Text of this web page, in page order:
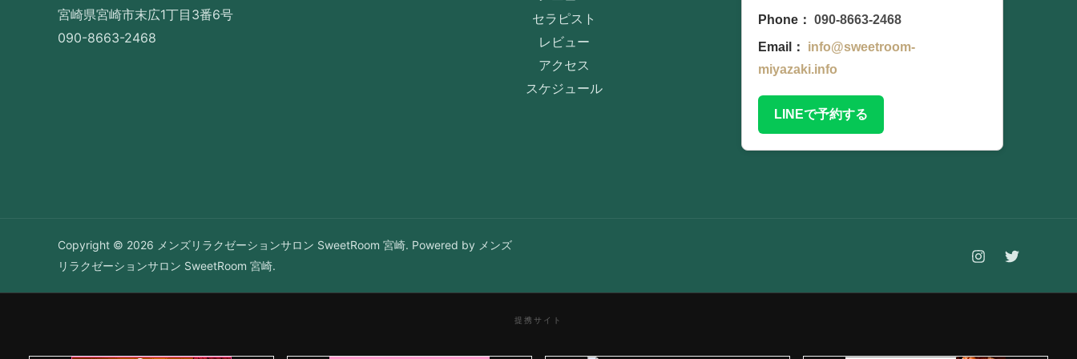
宮崎県宮崎市末広1丁目3番6号
090-8663-2468
セラピスト
レビュー
アクセス
スケジュール
Phone：
090-8663-2468
Email：
info@sweetroom-
miyazaki.info
LINEで予約する
Copyright © 2026 メンズリラクゼーションサロン SweetRoom 宮崎. Powered by メンズ
リラクゼーションサロン SweetRoom 宮崎.
提携サイト